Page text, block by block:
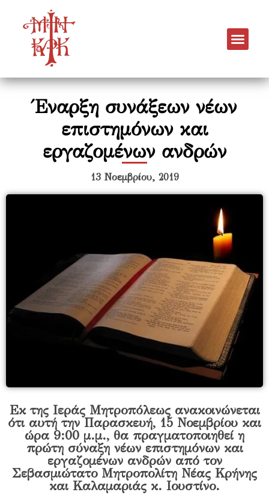
Έναρξη συνάξεων νέων
επιστημόνων και
εργαζομένων ανδρών
13 Νοεμβρίου, 2019
Εκ της Ιεράς Μητροπόλεως ανακοινώνεται
ότι αυτή την Παρασκευή, 15 Νοεμβρίου και
ώρα 9:00 μ.μ., θα πραγματοποιηθεί η
πρώτη σύναξη νέων επιστημόνων και
εργαζομένων ανδρών από τον
Σεβασμιώτατο Μητροπολίτη Νέας Κρήνης
και Καλαμαριάς κ. Ιουστίνο.